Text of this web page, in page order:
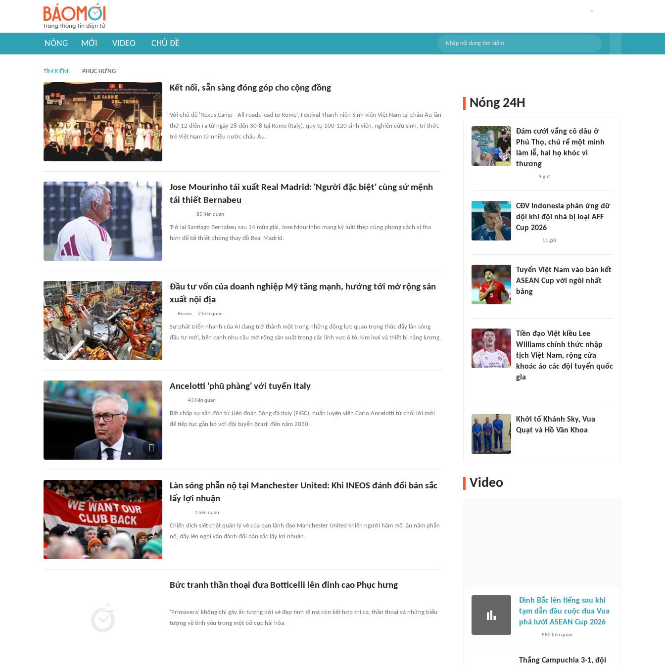
NÓNG MỚI VIDEO CHỦ ĐỀ
TÌM KIẾM PHỤC HƯNG
Kết nối, sẵn sàng đóng góp cho cộng đồng
Với chủ đề 'Nexus Camp - All roads lead to Rome', Festival Thanh niên Sinh viên Việt Nam tại châu Âu lần
thứ 12 diễn ra từ ngày 28 đến 30-8 tại Rome (Italy), quy tụ 100-120 sinh viên, nghiên cứu sinh, trí thức
trẻ Việt Nam từ nhiều nước châu Âu.
Jose Mourinho tái xuất Real Madrid: 'Người đặc biệt' cùng sứ mệnh
tái thiết Bernabeu
85 liên quan
Trở lại Santiago Bernabeu sau 14 mùa giải, Jose Mourinho mang kỷ luật thép cùng phong cách vị tha
hơn để tái thiết phòng thay đồ Real Madrid.
Đầu tư vốn của doanh nghiệp Mỹ tăng mạnh, hướng tới mở rộng sản
xuất nội địa
Bnews 2 liên quan
Sự phát triển nhanh của AI đang trở thành một trong những động lực quan trọng thúc đẩy làn sóng
đầu tư mới, bên cạnh nhu cầu mở rộng sản xuất trong các lĩnh vực ô tô, kim loại và thiết bị năng lượng.
Ancelotti 'phũ phàng' với tuyển Italy
43 liên quan
Bất chấp sự săn đón từ Liên đoàn Bóng đá Italy (FIGC), huấn luyện viên Carlo Ancelotti từ chối lời mời
để tiếp tục gắn bó với đội tuyển Brazil đến năm 2030.
Làn sóng phẫn nộ tại Manchester United: Khi INEOS đánh đổi bản sắc
lấy lợi nhuận
1 liên quan
Chiến dịch siết chặt quản lý vé của ban lãnh đạo Manchester United khiến người hâm mộ lâu năm phẫn
nộ, dấy lên nghi vấn đánh đổi bản sắc lấy lợi nhuận.
Bức tranh thần thoại đưa Botticelli lên đỉnh cao Phục hưng
'Primavera' không chỉ gây ấn tượng bởi vẻ đẹp tinh tế mà còn kết hợp thi ca, thần thoại và những biểu
tượng về tình yêu trong một bố cục hài hòa.
Nóng 24H
Đám cưới vắng cô dâu ở
Phú Thọ, chú rể một mình
làm lễ, hai họ khóc vì
thương
9 giờ
CĐV Indonesia phản ứng dữ
dội khi đội nhà bị loại AFF
Cup 2026
11 giờ
Tuyển Việt Nam vào bán kết
ASEAN Cup với ngôi nhất
bảng
Tiền đạo Việt kiều Lee
Williams chính thức nhập
tịch Việt Nam, rộng cửa
khoác áo các đội tuyển quốc
gia
Khởi tố Khánh Sky, Vua
Quạt và Hồ Văn Khoa
Video
Đình Bắc lên tiếng sau khi
tạm dẫn đầu cuộc đua Vua
phá lưới ASEAN Cup 2026
580liên quan
Thắng Campuchia 3-1, đội